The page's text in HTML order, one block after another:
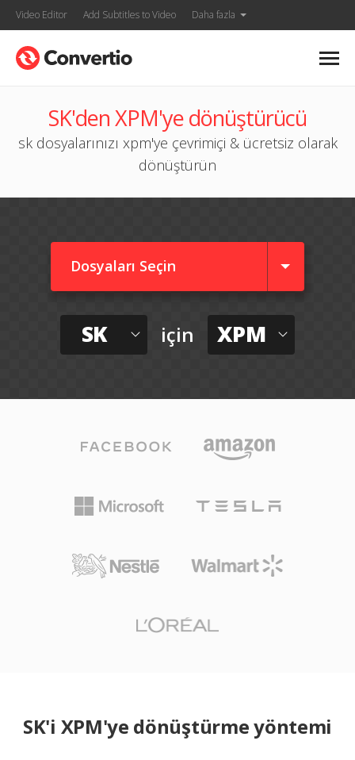
Video Editor Add Subtitles to Video Daha fazla
SK'den XPM'ye dönüştürücü
sk dosyalarınızı xpm'ye çevrimiçi & ücretsiz olarak
dönüştürün
Dosyaları Seçin
SK için XPM
SK'i XPM'ye dönüştürme yöntemi